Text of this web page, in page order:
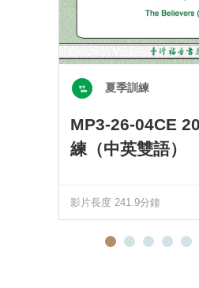
夏季訓練
MP3-26-04CE
練（中英雙語）
影片長度 241.9分鐘